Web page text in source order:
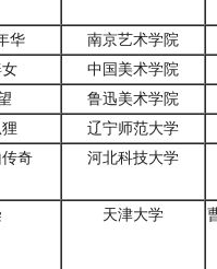
华
南京艺术学院
中国美术学院
鲁迅美术学院
辽宁师范大学
奇 河北科技大学
天津大学